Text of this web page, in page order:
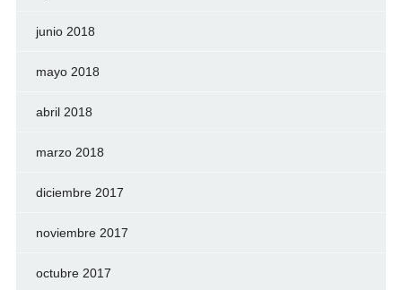
junio 2018
mayo 2018
abril 2018
marzo 2018
diciembre 2017
noviembre 2017
octubre 2017